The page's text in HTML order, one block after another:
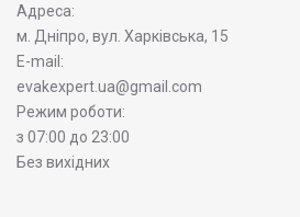
Адреса:
м. Дніпро, вул. Харківська, 15
E-mail:
evakexpert.ua@gmail.com
Режим роботи:
з 07:00 до 23:00
Без вихідних